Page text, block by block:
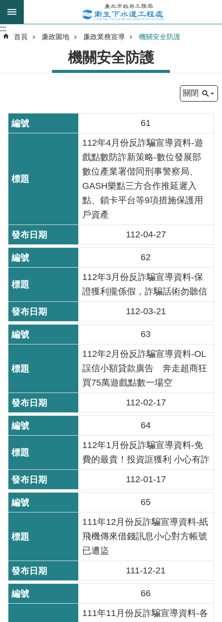
跳到主要內容區塊
進
的
身
公
機
關
介
紹
業
務
資
訊
政
資
訊
公
開
重
業
務
政
園
為
民
服
:::
:::
首頁 廉政園地 廉政業務宣導 機關安全防護
機關安全防護
關閉
61
112年4月份反詐騙宣導資料-遊
戲點數防詐新策略-數位發展部
數位產業署偕同刑事警察局、
GASH樂點三方合作推延遲入
點、鎖卡平台等9項措施保護用
戶資產
112-04-27
62
112年3月份反詐騙宣導資料-保
證獲利攏係假，詐騙話術勿聽信
112-03-21
63
112年2月份反詐騙宣導資料-OL
誤信小額貸款廣告 奔走超商狂
買75萬遊戲點數一場空
112-02-17
64
112年1月份反詐騙宣導資料-免
費的最貴！投資誆獲利 小心有詐
112-01-17
65
111年12月份反詐騙宣導資料-紙
飛機傳來借錢訊息小心對方帳號
已遭盜
111-12-21
66
111年11月份反詐騙宣導資料-各